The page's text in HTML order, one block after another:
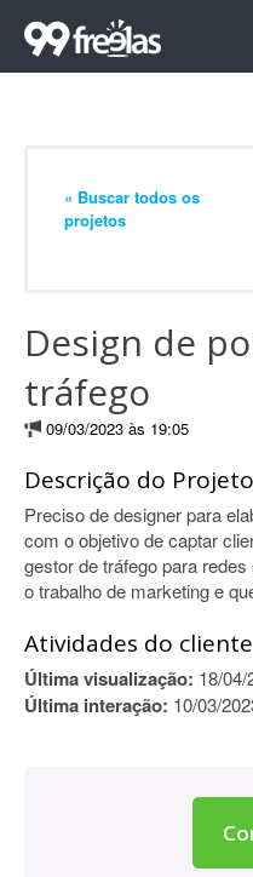
« Buscar todos os
projetos
Design de
tráfego
09/03/2023 às 19:05
Descrição do
Preciso de designer para
com o objetivo de captar
gestor de tráfego para
o trabalho de marketing e
Atividades do
Última visualização: 18/
Última interação: 10/03/